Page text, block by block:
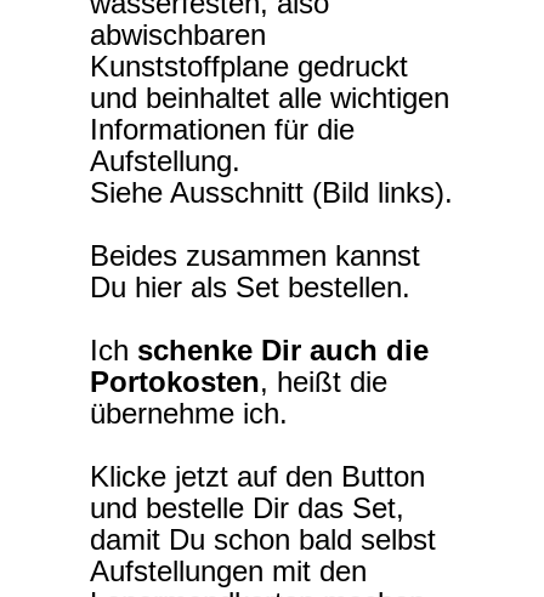
abwischbaren
Kunststoffplane gedruckt
und beinhaltet alle wichtigen
Informationen für die
Aufstellung.
Siehe Ausschnitt (Bild links).
Beides zusammen kannst
Du hier als Set bestellen.
Ich schenke Dir auch die
Portokosten, heißt die
übernehme ich.
Klicke jetzt auf den Button
und bestelle Dir das Set,
damit Du schon bald selbst
Aufstellungen mit den